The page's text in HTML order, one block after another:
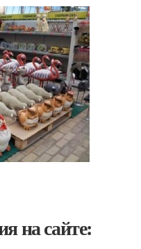
на сайте: